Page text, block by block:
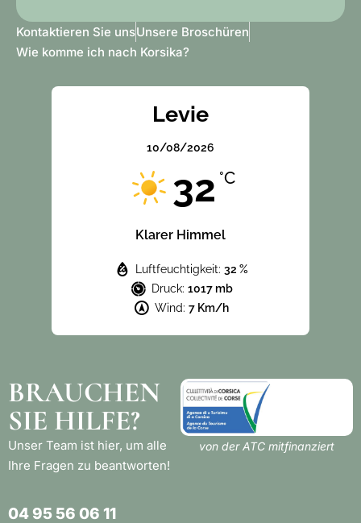
Kontaktieren Sie unsUnsere Broschüren
Wie komme ich nach Korsika?
Levie
10/08/2026
32 °C
Klarer Himmel
Luftfeuchtigkeit: 32 %
Druck: 1017 mb
Wind: 7 Km/h
BRAUCHEN
SIE HILFE?
Unser Team ist hier, um alle
Ihre Fragen zu beantworten!
04 95 56 06 11
von der ATC mitfinanziert